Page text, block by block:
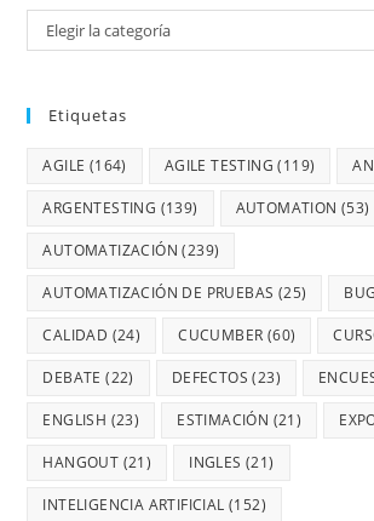
Elegir la categoría
Etiquetas
AGILE (164) AGILE TESTING (119)
ARGENTESTING (139) AUTOMATION (53)
AUTOMATIZACIÓN (239)
AUTOMATIZACIÓN DE PRUEBAS (25)
CALIDAD (24) CUCUMBER (60)
DEBATE (22) DEFECTOS (23)
ENGLISH (23) ESTIMACIÓN (21)
HANGOUT (21) INGLES (21)
INTELIGENCIA ARTIFICIAL (152)